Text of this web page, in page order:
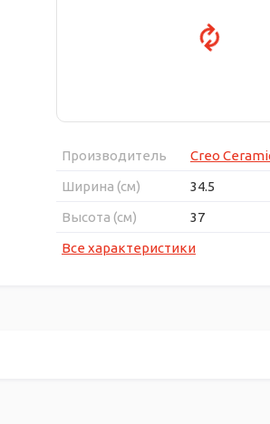
Производитель
Creo
Ширина (см)
34.5
Высота (см)
37
Все характеристики